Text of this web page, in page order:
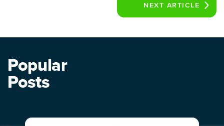
NEXT ARTICLE
Popular
Posts